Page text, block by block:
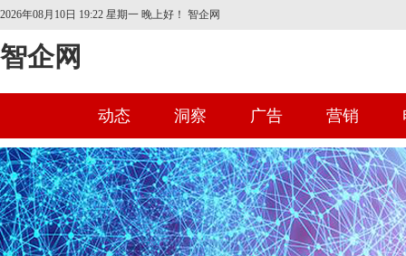
2026年08月10日 19:22 星期一 晚上好！ 智企网
智企网
首页
动态 洞察 广告 营销